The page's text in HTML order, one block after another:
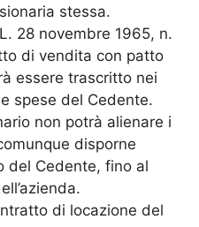
stessa.
28 novembre 1965, n.
di vendita con patto
essere trascritto nei
spese del Cedente.
non potrà alienare i
disporne
del Cedente, fino al
di locazione del